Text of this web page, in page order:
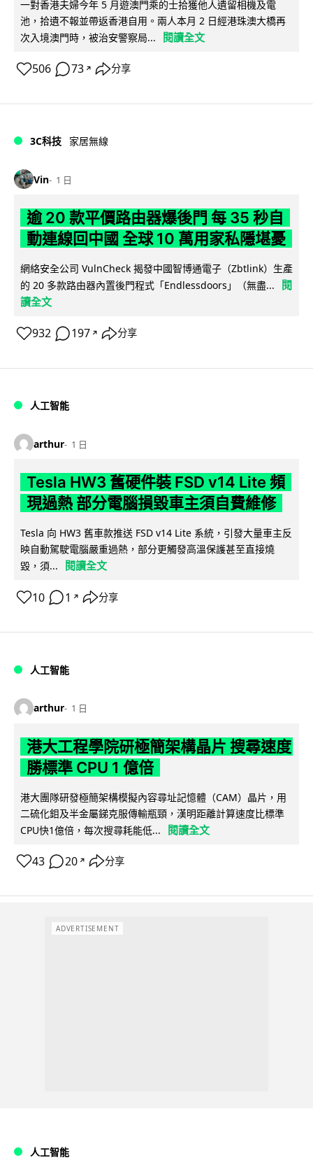
一對香港夫婦今年 5 月遊澳門乘的士拾獲他人遺留相機及電
池，拾遺不報並帶返香港自用。兩人本月 2 日經港珠澳大橋再
次入境澳門時，被治安警察局...
閱讀全文
506 73 ↗ 分享
3C科技 家居無線
Vin 1 日
逾 20 款平價路由器爆後門 每 35 秒自
動連線回中國 全球 10 萬用家私隱堪憂
網絡安全公司 VulnCheck 揭發中國智博通電子（Zbtlink）生產
的 20 多款路由器內置後門程式「Endlessdoors」（無盡...
閱
讀全文
932 197 ↗ 分享
人工智能
arthur 1 日
Tesla HW3 舊硬件裝 FSD v14 Lite 頻
現過熱 部分電腦損毀車主須自費維修
Tesla 向 HW3 舊車款推送 FSD v14 Lite 系統，引發大量車主反
映自動駕駛電腦嚴重過熱，部分更觸發高溫保護甚至直接燒
毀，須...
閱讀全文
10 1 ↗ 分享
人工智能
arthur 1 日
港大工程學院研極簡架構晶片 搜尋速度
勝標準 CPU 1 億倍
港大團隊研發極簡架構模擬內容尋址記憶體（CAM）晶片，用
二硫化鉬及半金屬銻克服傳輸瓶頸，漢明距離計算速度比標準
CPU快1億倍，每次搜尋耗能低...
閱讀全文
43 20 ↗ 分享
ADVERTISEMENT
人工智能